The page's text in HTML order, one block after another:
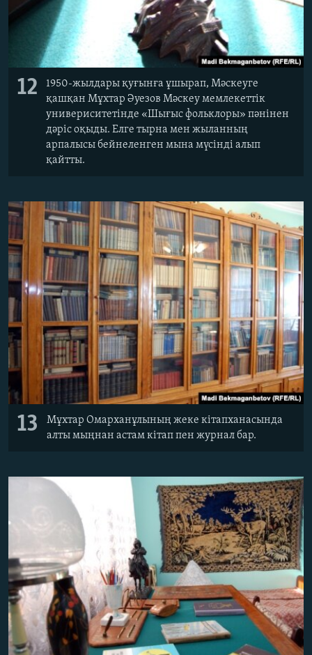
12
1950-жылдары қуғынға ұшырап, Мәскеуге
қашқан Мұхтар Әуезов Мәскеу мемлекеттік
универиситетінде «Шығыс фольклоры» пәнінен
дәріс оқыды. Елге тырна мен жыланның
арпалысы бейнеленген мына мүсінді алып
қайтты.
13
Мұхтар Омарханұлының жеке кітапханасында
алты мыңнан астам кітап пен журнал бар.